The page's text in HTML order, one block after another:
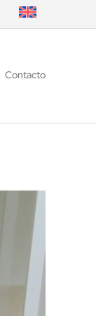
Contacto